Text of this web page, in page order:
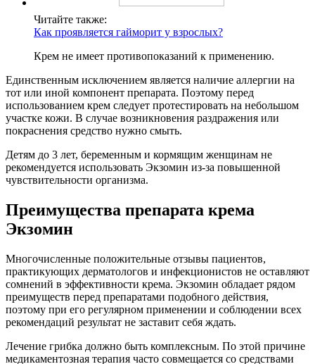
Читайте также:
Как проявляется гайморит у взрослых?
Крем не имеет противопоказаний к применению.
Единственным исключением является наличие аллергии на
тот или иной компонент препарата. Поэтому перед
использованием крем следует протестировать на небольшом
участке кожи. В случае возникновения раздражения или
покраснения средство нужно смыть.
Детям до 3 лет, беременным и кормящим женщинам не
рекомендуется использовать Экзомин из-за повышенной
чувствительности организма.
Преимущества препарата крема
Экзомин
Многочисленные положительные отзывы пациентов,
практикующих дерматологов и инфекционистов не оставляют
сомнений в эффективности крема. Экзомин обладает рядом
преимуществ перед препаратами подобного действия,
поэтому при его регулярном применении и соблюдении всех
рекомендаций результат не заставит себя ждать.
Лечение грибка должно быть комплексным. По этой причине
медикаментозная терапия часто совмещается со средствами